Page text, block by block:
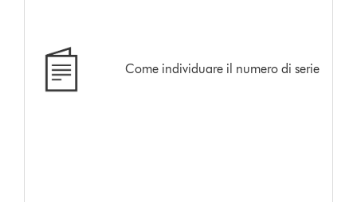
Come individuare il numero di serie